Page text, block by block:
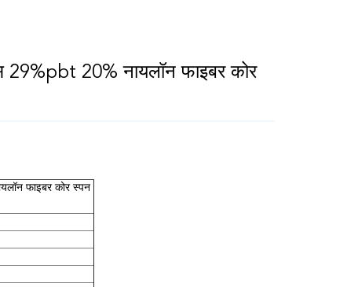
29%pbt 20% नायलॉन फाइबर कोर
फाइबर कोर स्पन